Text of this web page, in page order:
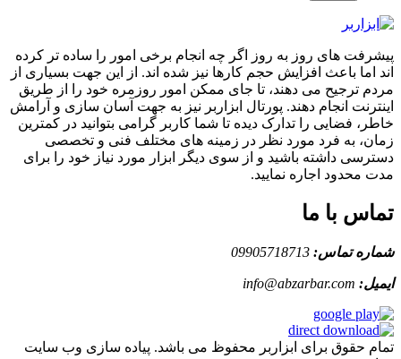
پیشرفت های روز به روز اگر چه انجام برخی امور را ساده تر کرده
اند اما باعث افزایش حجم کارها نیز شده اند. از این جهت بسیاری از
مردم ترجیح می دهند، تا جای ممکن امور روزمره خود را از طریق
اینترنت انجام دهند. پورتال ابزاربر نیز به جهت آسان سازی و آرامش
خاطر، فضایی را تدارک دیده تا شما کاربر گرامی بتوانید در کمترین
زمان، به فرد مورد نظر در زمینه های مختلف فنی و تخصصی
دسترسی داشته باشید و از سوی دیگر ابزار مورد نیاز خود را برای
مدت محدود اجاره نمایید.
تماس با ما
شماره تماس: 09905718713
ایمیل: info@abzarbar.com
تمام حقوق برای ابزاربر محفوظ می باشد. پیاده سازی وب سایت